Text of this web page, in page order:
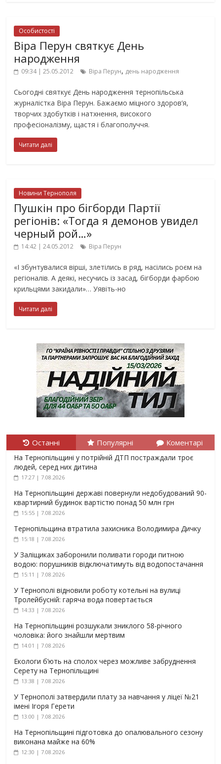
Особистості
Віра Перун святкує День
народження
09:34 | 25.05.2012 Віра Перун, день народження
Сьогодні святкує День народження тернопільська
журналістка Віра Перун. Бажаємо міцного здоров’я,
творчих здобутків і натхнення, високого
професіоналізму, щастя і благополуччя.
Читати далі
Новини Тернополя
Пушкін про бігборди Партії
регіонів: «Тогда я демонов увидел
черный рой…»
14:42 | 24.05.2012 Віра Перун
«І збунтувалися вірші, злетілись в ряд, насілись роєм на
регіоналів. А деякі, несучись із засад, бігборди фарбою
крильцями закидали»… Уявіть-но
Читати далі
Останні Популярні Коментарі
На Тернопільщині у потрійній ДТП постраждали троє
людей, серед них дитина
17:27 | 7.08.2026
На Тернопільщині державі повернули недобудований 90-
квартирний будинок вартістю понад 50 млн грн
15:55 | 7.08.2026
Тернопільщина втратила захисника Володимира Дичку
15:18 | 7.08.2026
У Заліщиках заборонили поливати городи питною
водою: порушників відключатимуть від водопостачання
15:11 | 7.08.2026
У Тернополі відновили роботу котельні на вулиці
Тролейбусній: гаряча вода повертається
14:33 | 7.08.2026
На Тернопільщині розшукали зниклого 58-річного
чоловіка: його знайшли мертвим
14:01 | 7.08.2026
Екологи б’ють на сполох через можливе забруднення
Серету на Тернопільщині
13:38 | 7.08.2026
У Тернополі затвердили плату за навчання у ліцеї №21
імені Ігоря Герети
13:00 | 7.08.2026
На Тернопільщині підготовка до опалювального сезону
виконана майже на 60%
12:30 | 7.08.2026